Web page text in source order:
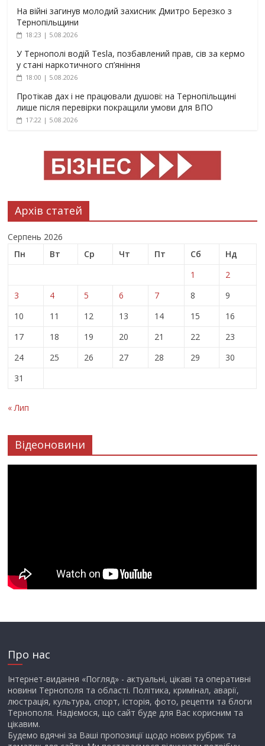
На війні загинув молодий захисник Дмитро Березко з
Тернопільщини
18:23 | 5.08.2026
У Тернополі водій Tesla, позбавлений прав, сів за кермо
у стані наркотичного сп’яніння
18:00 | 5.08.2026
Протікав дах і не працювали душові: на Тернопільщині
лише після перевірки покращили умови для ВПО
17:22 | 5.08.2026
Архів статей
Серпень 2026
Пн
Вт Ср Чт Пт Сб
Нд
1
2
3
4 5 6 7 8
9
10
11 12 13 14 15
16
17
18 19 20 21 22
23
24
25 26 27 28 29
30
31
« Лип
Відеоновини
Про нас
Інтернет-видання «Погляд» - актуальні, цікаві та оперативні
новини Тернополя та області. Політика, кримінал, аварії,
люстрація, культура, спорт, історія, фото, рецепти та блоги
Тернополя. Надіємося, що сайт буде для Вас корисним та
цікавим.
Будемо вдячні за Ваші пропозиції щодо нових рубрик та